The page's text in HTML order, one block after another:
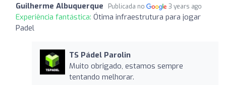
Guilherme Albuquerque Publicada no 3 years ago
Experiência fantástica: Ótima infraestrutura para jogar
Padel
TS Pádel Parolin
Muito obrigado, estamos sempre
tentando melhorar.